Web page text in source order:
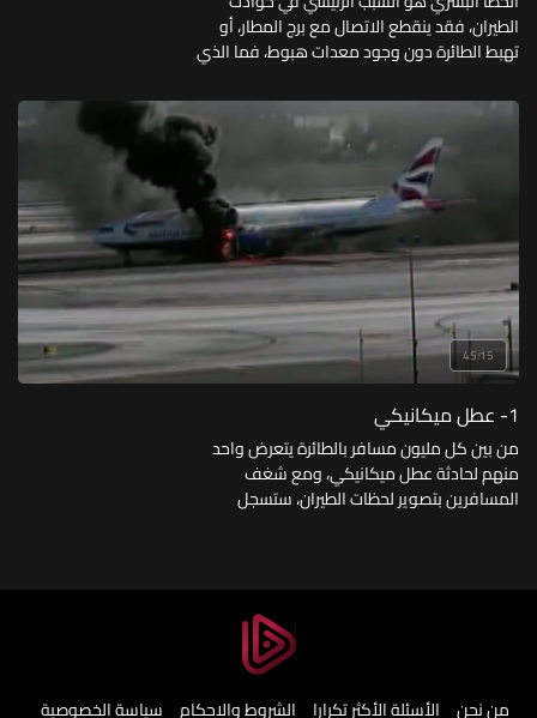
الطيران، فقد ينقطع الاتصال مع برج المطار، أو
تهبط الطائرة دون وجود معدات هبوط، فما الذي
45:15
1- عطل ميكانيكي
من بين كل مليون مسافر بالطائرة يتعرض واحد
منهم لحادثة عطل ميكانيكي، ومع شغف
المسافرين بتصوير لحظات الطيران، ستسجل
من نحن الأسئلة الأكثر تكرارا الشروط والاحكام سياسة الخصوصية